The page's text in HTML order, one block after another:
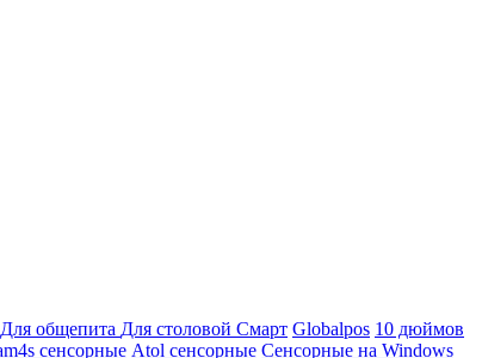
Для общепита Для столовой Смарт Globalpos 10 дюймов
сенсорные Atol сенсорные Сенсорные на Windows